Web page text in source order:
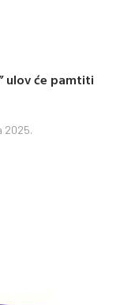
ulov će pamtiti
2025.